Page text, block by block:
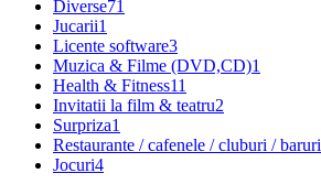
Diverse71
Jucarii1
Licente software3
Muzica & Filme (DVD,CD)1
Health & Fitness11
Invitatii la film & teatru2
Surpriza1
Restaurante / cafenele / cluburi / baruri
Jocuri4